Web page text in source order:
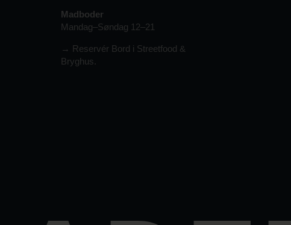
Madboder
Mandag–Søndag 12–21
→ Reservér Bord i Streetfood &
Bryghus.